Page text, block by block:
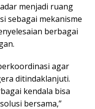
menjadi ruang
sebagai mekanisme
berbagai
agar
ditindaklanjuti.
kendala bisa
bersama,”